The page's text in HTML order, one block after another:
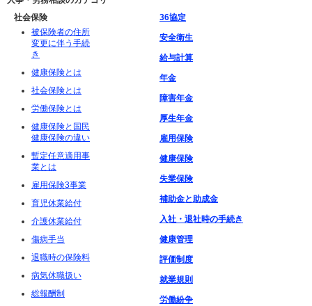
社会保険
被保険者の住所
変更に伴う手続
き
健康保険とは
社会保険とは
労働保険とは
健康保険と国民
健康保険の違い
暫定任意適用事
業とは
雇用保険3事業
育児休業給付
介護休業給付
傷病手当
退職時の保険料
病気休職扱い
総報酬制
36協定
安全衛生
給与計算
年金
障害年金
厚生年金
雇用保険
健康保険
失業保険
補助金と助成金
入社・退社時の手続き
健康管理
評価制度
就業規則
労働紛争